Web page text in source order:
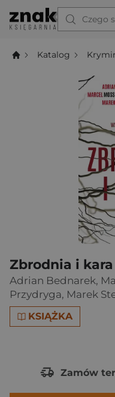
Czego
Katalog
Zbrodnia i kara
Adrian Bednarek,
Przydryga, Marek
KSIĄŻKA
Zamów